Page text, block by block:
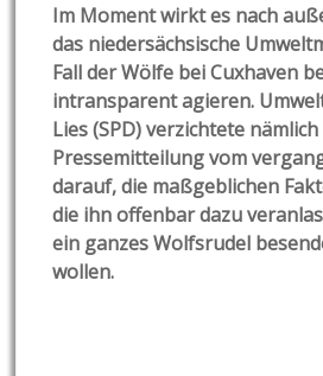
Im Moment wirkt es nach
das niedersächsische
Fall der Wölfe bei Cuxhaven
intransparent agieren.
Lies (SPD) verzichtete
Pressemitteilung vom
darauf, die maßgeblichen
die ihn offenbar dazu
ein ganzes Wolfsrudel
wollen.